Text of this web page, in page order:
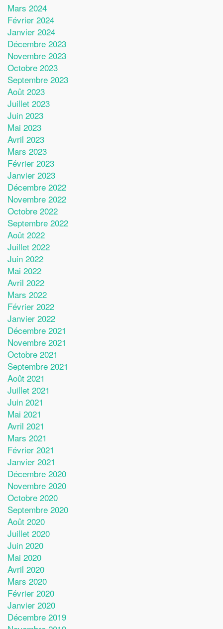
Mars 2024
Février 2024
Janvier 2024
Décembre 2023
Novembre 2023
Octobre 2023
Septembre 2023
Août 2023
Juillet 2023
Juin 2023
Mai 2023
Avril 2023
Mars 2023
Février 2023
Janvier 2023
Décembre 2022
Novembre 2022
Octobre 2022
Septembre 2022
Août 2022
Juillet 2022
Juin 2022
Mai 2022
Avril 2022
Mars 2022
Février 2022
Janvier 2022
Décembre 2021
Novembre 2021
Octobre 2021
Septembre 2021
Août 2021
Juillet 2021
Juin 2021
Mai 2021
Avril 2021
Mars 2021
Février 2021
Janvier 2021
Décembre 2020
Novembre 2020
Octobre 2020
Septembre 2020
Août 2020
Juillet 2020
Juin 2020
Mai 2020
Avril 2020
Mars 2020
Février 2020
Janvier 2020
Décembre 2019